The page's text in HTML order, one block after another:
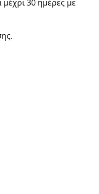
μέχρι 30 ημέρες με